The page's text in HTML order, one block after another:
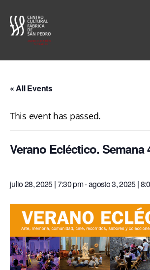
San
« All Events
This event has passed.
Verano Ecléctico. Semana
julio 28, 2025 | 7:30 pm-agosto 3, 2025 |